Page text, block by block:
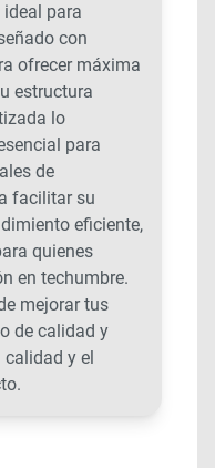
ideal para
con
ofrecer máxima
estructura
lo
para
de
facilitar su
eficiente,
quienes
en techumbre.
mejorar tus
de calidad y
calidad y el